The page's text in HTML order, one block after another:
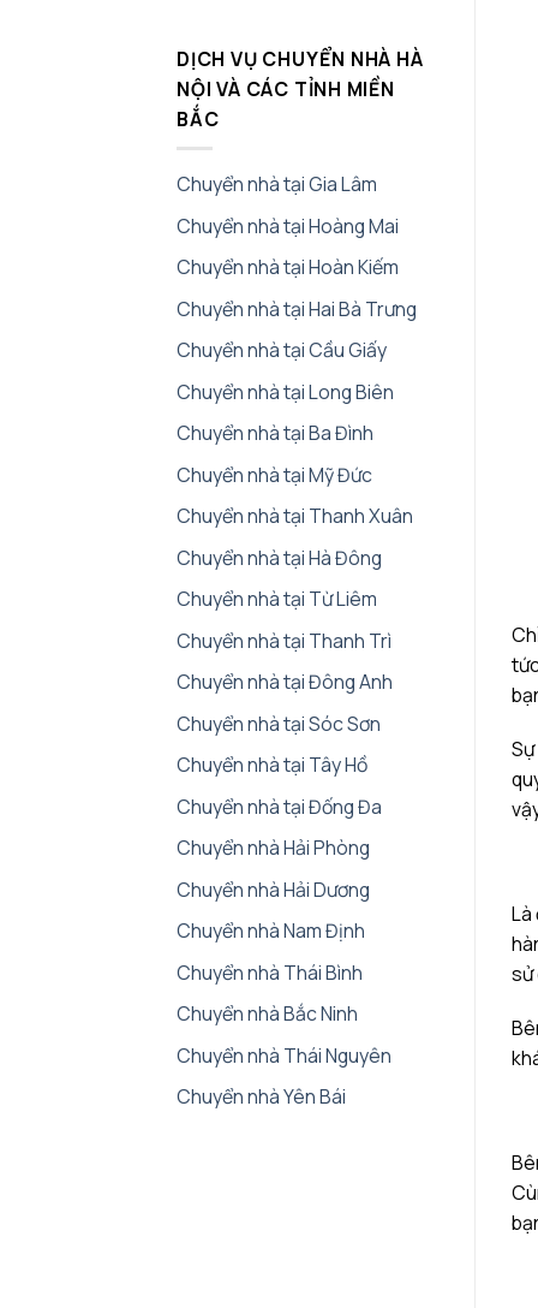
DỊCH VỤ CHUYỂN NHÀ HÀ
NỘI VÀ CÁC TỈNH MIỀN
BẮC
Chuyển nhà tại Gia Lâm
Chuyển nhà tại Hoàng Mai
Chuyển nhà tại Hoàn Kiếm
Chuyển nhà tại Hai Bà Trưng
Chuyển nhà tại Cầu Giấy
Chuyển nhà tại Long Biên
Chuyển nhà tại Ba Đình
Chuyển nhà tại Mỹ Đức
Chuyển nhà tại Thanh Xuân
Chuyển nhà tại Hà Đông
Chuyển nhà tại Từ Liêm
Chuyển nhà tại Thanh Trì
Chuyển nhà tại Đông Anh
Chuyển nhà tại Sóc Sơn
Chuyển nhà tại Tây Hồ
Chuyển nhà tại Đống Đa
Chuyển nhà Hải Phòng
Chuyển nhà Hải Dương
Chuyển nhà Nam Định
Chuyển nhà Thái Bình
Chuyển nhà Bắc Ninh
Chuyển nhà Thái Nguyên
Chuyển nhà Yên Bái
Là
sử